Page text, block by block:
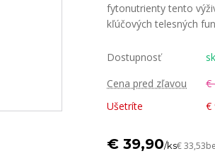
fytonutrienty tento
kľúčových telesných
Dostupnosť
Cena pred zľavou
€
Ušetríte
€
€ 39,90/ks€ 33,53